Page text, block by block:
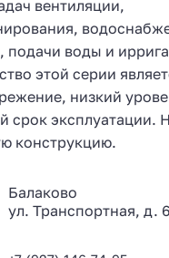
вентиляции,
подачи воды и
этой серии
низкий
срок эксплуатации.
конструкцию.
Балаково
ул. Транспортная, д.